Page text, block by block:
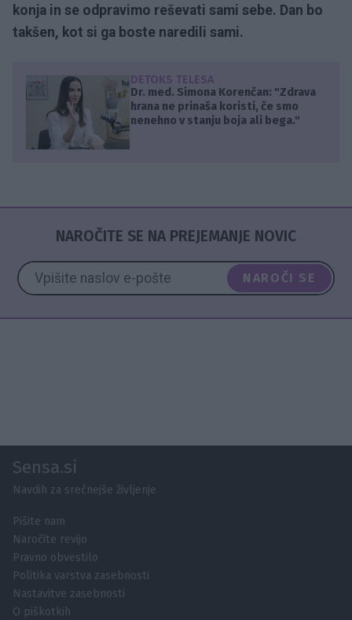
konja in se odpravimo reševati sami sebe. Dan bo
takšen, kot si ga boste naredili sami.
DETOKS TELESA
Dr. med. Simona Korenčan: "Zdrava
hrana ne prinaša koristi, če smo
nenehno v stanju boja ali bega."
NAROČITE SE NA PREJEMANJE NOVIC
NAROČI SE
Sensa.si
Navdih za srečnejše življenje
Pišite nam
Naročite revijo
Pravno obvestilo
Politika varstva zasebnosti
Nastavitve zasebnosti
O piškotkih